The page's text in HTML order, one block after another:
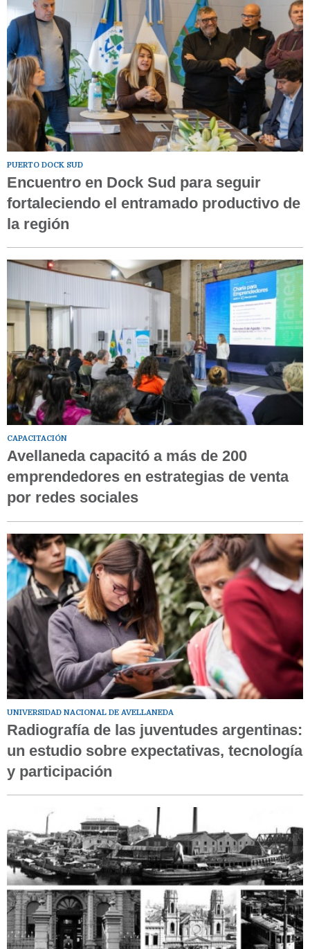
PUERTO DOCK SUD
Encuentro en Dock Sud para seguir
fortaleciendo el entramado productivo de
la región
CAPACITACIÓN
Avellaneda capacitó a más de 200
emprendedores en estrategias de venta
por redes sociales
UNIVERSIDAD NACIONAL DE AVELLANEDA
Radiografía de las juventudes argentinas:
un estudio sobre expectativas, tecnología
y participación